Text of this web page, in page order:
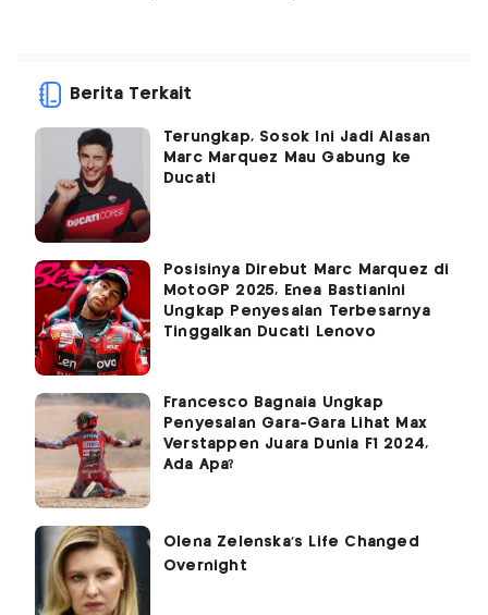
Berita Terkait
Terungkap, Sosok Ini Jadi Alasan
Marc Marquez Mau Gabung ke
Ducati
Posisinya Direbut Marc Marquez di
MotoGP 2025, Enea Bastianini
Ungkap Penyesalan Terbesarnya
Tinggalkan Ducati Lenovo
Francesco Bagnaia Ungkap
Penyesalan Gara-Gara Lihat Max
Verstappen Juara Dunia F1 2024,
Ada Apa?